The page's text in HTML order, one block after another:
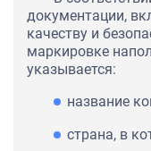
документации,
качеству и
маркировке
указывается:
название
страна, в